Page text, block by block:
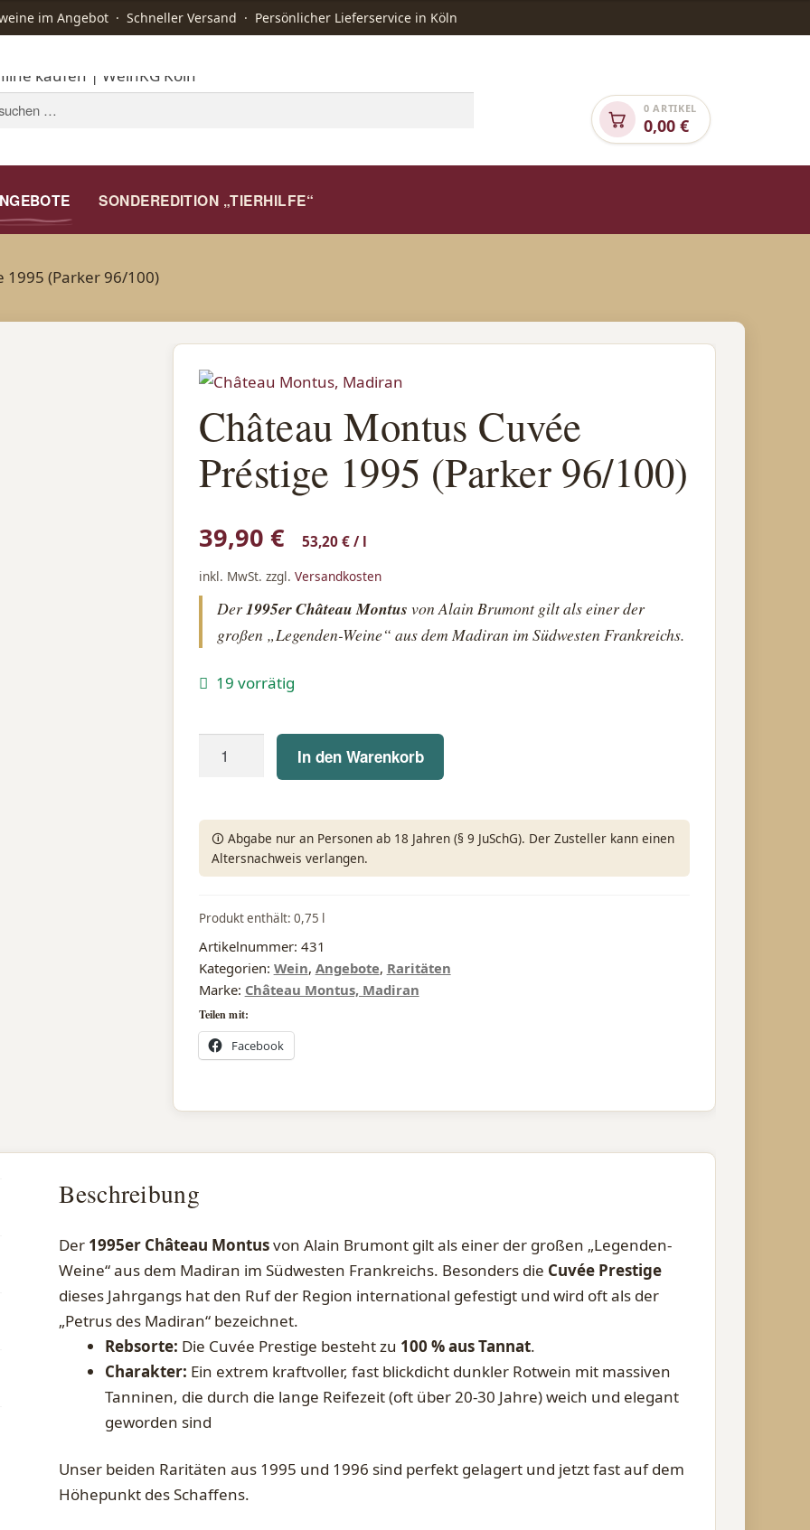
im Angebot · Schneller Versand · Persönlicher Lieferservice in Köln
0,00€
0 ARTIKEL
SONDEREDITION „TIERHILFE“
STARTSEITE WEIN KAFFEE
1995 (Parker 96/100)
Château Montus Cuvée
Préstige 1995 (Parker 96/100)
39,90 € 53,20 €/ l
inkl. MwSt. zzgl. Versandkosten
Der1995er Château Montus von Alain Brumont gilt als einer der
großen „Legenden-Weine“ aus dem Madiran im Südwesten Frankreichs.
19 vorrätig
Préstige
1995
(Parker
Menge
In den Warenkorb
🛈 Abgabe nur an Personen ab 18 Jahren (§ 9 JuSchG). Der Zusteller kann einen
Altersnachweis verlangen.
Produkt enthält: 0,75
Artikelnummer: 431
Kategorien: Wein, Angebote, Raritäten
Marke: Château Montus, Madiran
Teilen mit:
Facebook
Beschreibung
Der 1995er Château Montusvon Alain Brumont gilt als einer der großen „Legenden-
Weine“ aus dem Madiran im Südwesten Frankreichs. Besonders die Cuvée Prestige
dieses Jahrgangs hat den Ruf der Region international gefestigt und wird oft als der
„Petrus des Madiran“ bezeichnet.
Rebsorte: Die Cuvée Prestige besteht zu 100 % aus Tannat.
Charakter: Ein extrem kraftvoller, fast blickdicht dunkler Rotwein mit massiven
Tanninen, die durch die lange Reifezeit (oft über 20-30 Jahre) weich und elegant
geworden sind
Unser beiden Raritäten aus 1995 und 1996 sind perfekt gelagert und jetzt fast auf dem
Höhepunkt des Schaffens.